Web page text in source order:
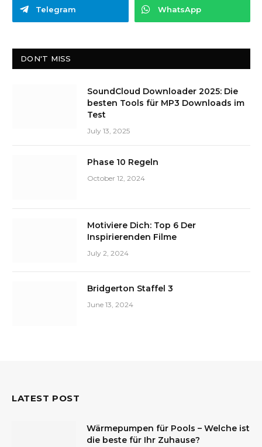
Telegram WhatsApp
DON'T MISS
SoundCloud Downloader 2025: Die
besten Tools für MP3 Downloads im
Test
July 13, 2025
Phase 10 Regeln
October 12, 2024
Motiviere Dich: Top 6 Der
Inspirierenden Filme
July 2, 2024
Bridgerton Staffel 3
June 13, 2024
LATEST POST
Wärmepumpen für Pools – Welche ist
die beste für Ihr Zuhause?